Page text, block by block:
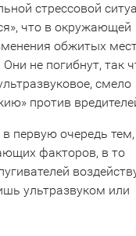
стрессовой
что в окружающей
обжитых
не погибнут, так
смело
против
первую очередь
факторов, в то
ультразвуком или